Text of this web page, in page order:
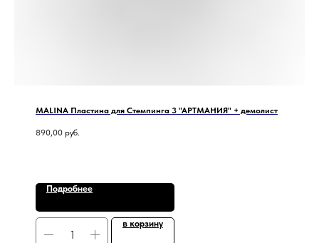
MALINA Пластина для Стемпинга 3 "АРТМАНИЯ" + демолист
890,00 руб.
Подробнее
в корзину